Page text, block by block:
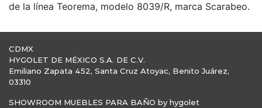
de la línea Teorema, modelo 8039/R, marca Scarabeo.
CDMX
HYGOLET DE MÉXICO S.A. DE C.V.
Emiliano Zapata 452, Santa Cruz Atoyac, Benito Juárez,
03310
SHOWROOM MUEBLES PARA BAÑO by hygolet